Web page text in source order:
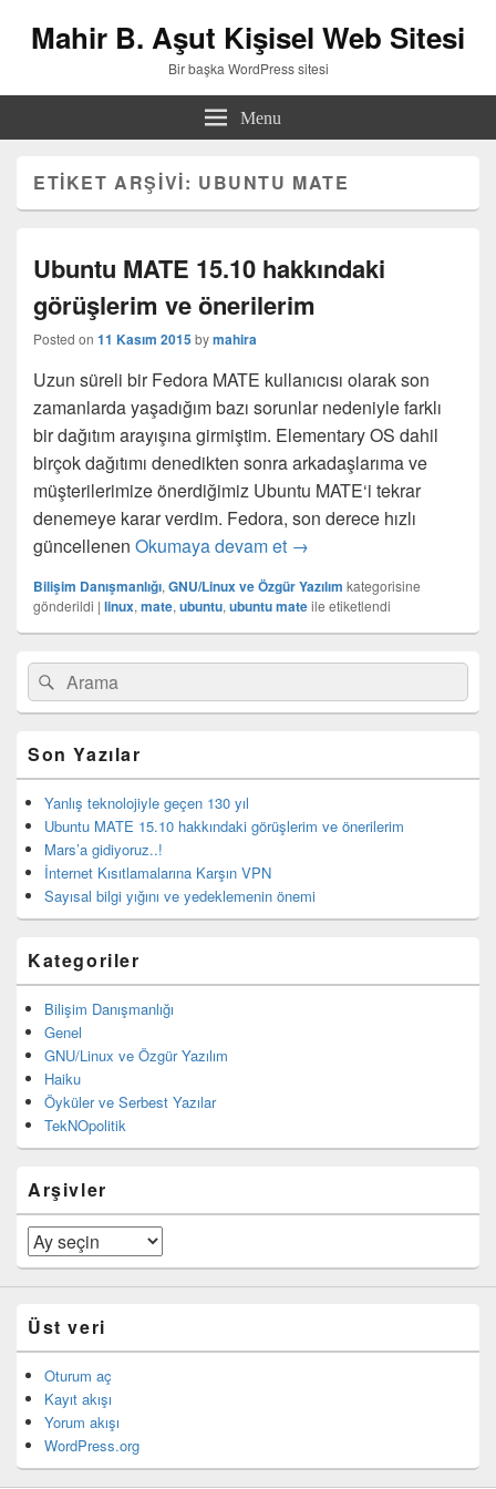
Mahir B. Aşut Kişisel Web Sitesi
Bir başka WordPress sitesi
Menu
ETIKET ARŞIVI: UBUNTU MATE
Ubuntu MATE 15.10 hakkındaki
görüşlerim ve önerilerim
Posted on 11 Kasım 2015bymahira
Uzun süreli bir Fedora MATE kullanıcısı olarak son
zamanlarda yaşadığım bazı sorunlar nedeniyle farklı
bir dağıtım arayışına girmiştim. Elementary OS dahil
birçok dağıtımı denedikten sonra arkadaşlarıma ve
müşterilerimize önerdiğimiz Ubuntu MATE‘i tekrar
denemeye karar verdim. Fedora, son derece hızlı
güncellenen Okumaya devam et Ubuntu MATE 15.10
→
Bilişim Danışmanlığı, GNU/Linux ve Özgür Yazılım kategorisine
gönderildi | linux, mate, ubuntu, ubuntu mateile etiketlendi
Birincil
bar
eklenti
Search
for:
Ara
Son Yazılar
Yanlış teknolojiyle geçen 130 yıl
Ubuntu MATE 15.10 hakkındaki görüşlerim ve önerilerim
Mars’a gidiyoruz..!
İnternet Kısıtlamalarına Karşın VPN
Sayısal bilgi yığını ve yedeklemenin önemi
Kategoriler
Bilişim Danışmanlığı
Genel
GNU/Linux ve Özgür Yazılım
Haiku
Öyküler ve Serbest Yazılar
TekNOpolitik
Arşivler
Arşivler
Üst veri
Oturum aç
Kayıt akışı
Yorum akışı
WordPress.org